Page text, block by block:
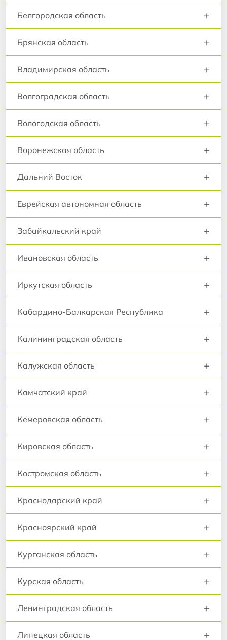
Белгородская область +
Брянская область +
Владимирская область +
Волгоградская область +
Вологодская область +
Воронежская область +
Дальний Восток +
Еврейская автономная область +
Забайкальский край +
Ивановская область +
Иркутская область +
Кабардино-Балкарская Республика +
Калининградская область +
Калужская область +
Камчатский край +
Кемеровская область +
Кировская область +
Костромская область +
Краснодарский край +
Красноярский край +
Курганская область +
Курская область +
Ленинградская область +
Липецкая область +